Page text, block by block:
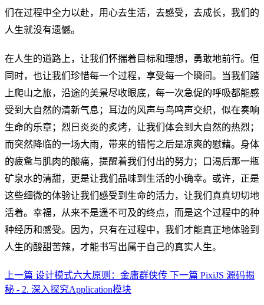
们在过程中全力以赴，用心去生活，去感受，去成长，我们的
人生就没有遗憾。
在人生的道路上，让我们怀揣着目标和理想，勇敢地前行。但
同时，也让我们珍惜每一个过程，享受每一个瞬间。当我们踏
上爬山之旅，沿途的美景尽收眼底，每一次急促的呼吸都能感
受到大自然的清新气息；耳边的风声与鸟鸣声交织，似在奏响
生命的乐章；烈日炎炎的炙烤，让我们体会到大自然的热烈；
而突然降临的一场大雨，带来的错愕之后是凉爽的慰藉。身体
的疲惫与肌肉的酸痛，提醒着我们付出的努力；口渴后那一瓶
矿泉水的清甜，更是让我们品味到生活的小确幸。或许，正是
这些细微的体验让我们感受到生命的活力，让我们真真切切地
活着。幸福，从来不是遥不可及的终点，而是这个过程中的种
种经历和感受。因为，只有在过程中，我们才能真正地体验到
人生的酸甜苦辣，才能书写出属于自己的真实人生。
上一篇 设计模式六大原则：金庸群侠传 下一篇 PixiJS 源码揭
秘 - 2. 深入探究Application模块